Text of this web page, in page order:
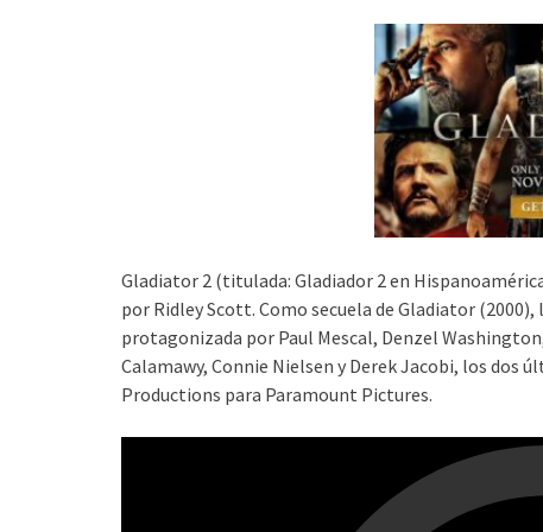
Gladiator 2 (titulada: Gladiador 2 en
por Ridley Scott. Como secuela de Gladiator
protagonizada por Paul Mescal, Denzel
Calamawy, Connie Nielsen y Derek Jacobi, los dos
Productions para Paramount Pictures.